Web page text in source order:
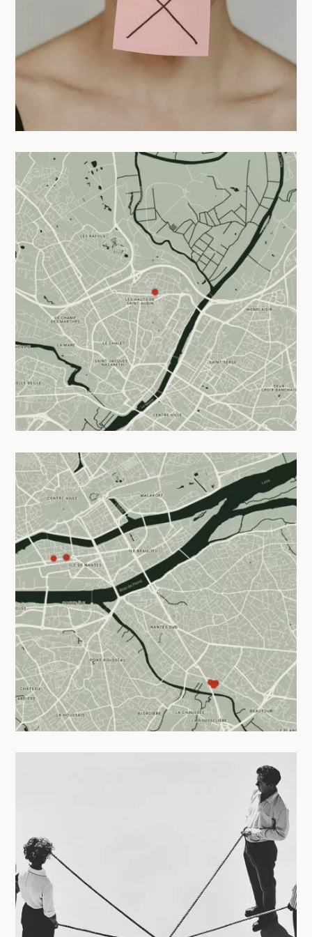
05/05/2025
Vivre à Angers autrement : les avis de
nos colivers
28/04/2025
Coliving à Nantes : quels sont les avis
de nos résidents sur nos studios
meublés à Nantes ?
25/04/2025
Vivre ensemble sans s’oublier :
préserver son espace personnel en
24/04/2025